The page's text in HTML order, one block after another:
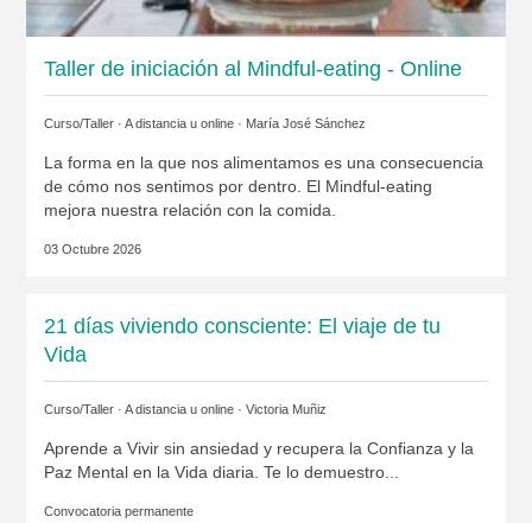
Taller de iniciación al Mindful-eating - Online
Curso/Taller · A distancia u online · María José Sánchez
La forma en la que nos alimentamos es una consecuencia
de cómo nos sentimos por dentro. El Mindful-eating
mejora nuestra relación con la comida.
03 Octubre 2026
21 días viviendo consciente: El viaje de tu
Vida
Curso/Taller · A distancia u online · Victoria Muñiz
Aprende a Vivir sin ansiedad y recupera la Confianza y la
Paz Mental en la Vida diaria. Te lo demuestro...
Convocatoria permanente